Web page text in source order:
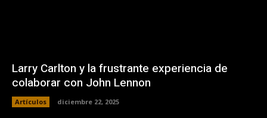
Larry Carlton y la frustrante experiencia de
colaborar con John Lennon
Artículos diciembre 22, 2025